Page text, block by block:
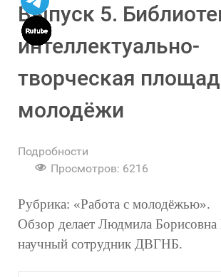
Выпуск 5.
интеллектуально-
творческая
молодёжи
Подробности
Просмотров: 6216
Рубрика: «Работа с молодёжью».
Обзор делает Людмила Борисовна
научный сотрудник ДВГНБ.